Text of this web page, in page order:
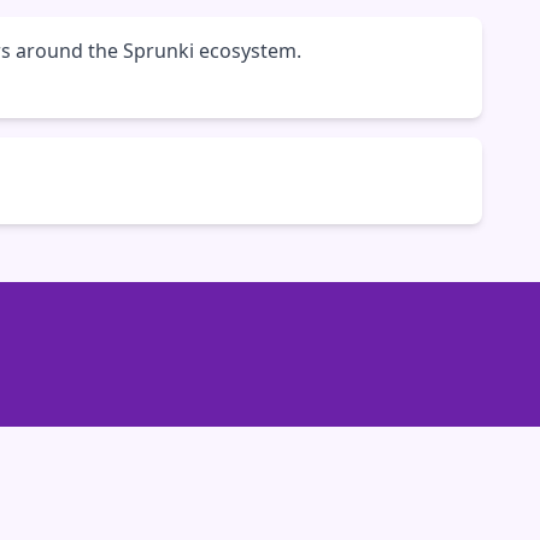
around the Sprunki ecosystem.